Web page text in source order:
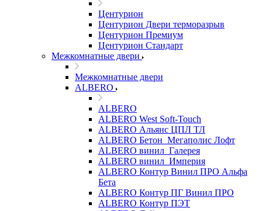
Центурион
Центурион Двери терморазрыв
Центурион Премиум
Центурион Стандарт
Межкомнатные двери
Межкомнатные двери
ALBERO
ALBERO
ALBERO West Soft-Touch
ALBERO Альянс ЦПЛ ТЛ
ALBERO Бетон_Мегаполис Лофт
ALBERO винил_Галерея
ALBERO винил_Империя
ALBERO Контур Винил ПРО Альфа
Бета
ALBERO Контур ПГ Винил ПРО
ALBERO Контур ПЭТ